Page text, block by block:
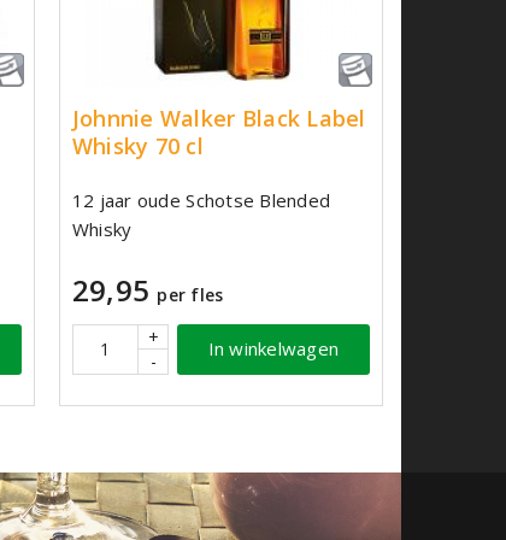
Johnnie Walker Black Label
Whisky 70 cl
12 jaar oude Schotse Blended
Whisky
29,95 per fles
+
-
In winkelwagen